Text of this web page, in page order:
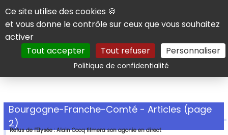
Panneau de gestion des cookies
Ce site utilise des cookies 🍪
et vous donne le contrôle sur ceux que vous souhaitez
activer
Tout accepter
Tout refuser Personnaliser
Politique de confidentialitéRechercher
Bourgogne-Franche-Comté - Articles (page
2)
Refus de l'Elysée : Alain Cocq filmera son agonie en direct